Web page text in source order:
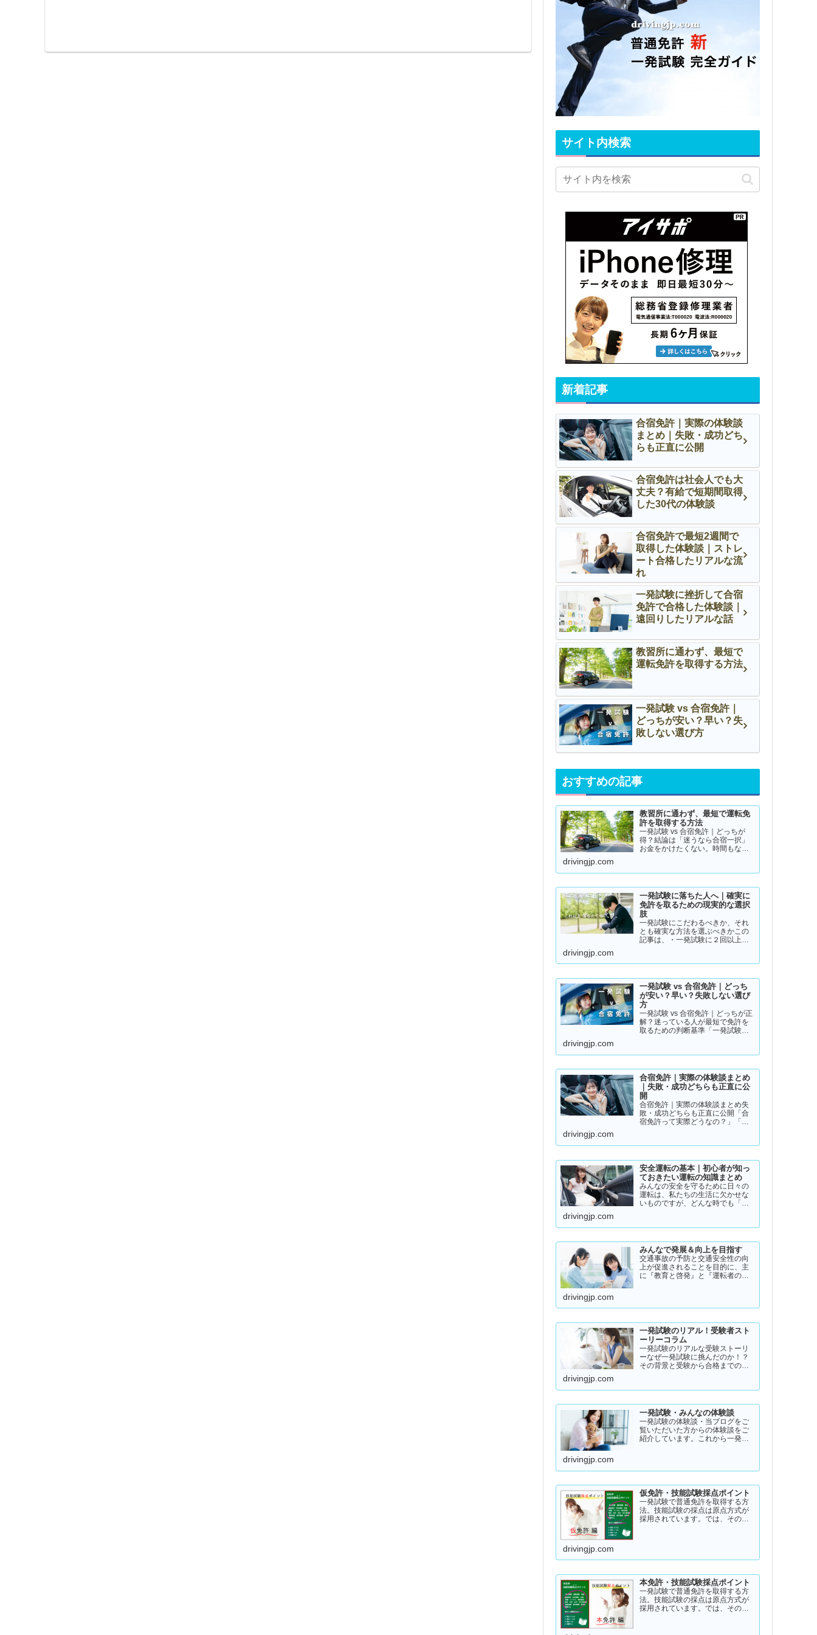
サイト内検索
新着記事
合宿免許｜実際の体験談
まとめ｜失敗・成功どち
らも正直に公開
合宿免許は社会人でも大
丈夫？有給で短期間取得
した30代の体験談
合宿免許で最短2週間で
取得した体験談｜ストレ
ート合格したリアルな流
れ
一発試験に挫折して合宿
免許で合格した体験談｜
遠回りしたリアルな話
教習所に通わず、最短で
運転免許を取得する方法
一発試験 vs 合宿免許｜
どっちが安い？早い？失
敗しない選び方
おすすめの記事
教習所に通わず、最短で運転免
許を取得する方法
一発試験 vs 合宿免許｜どっちが
得？結論は「迷うなら合宿一択」
お金をかけたくない。時間もな
た。👉 まずは結論から【結論】教
実質この2つです。・一発試験…
drivingjp.com
一発試験に落ちた人へ｜確実に
免許を取るための現実的な選択
肢
一発試験にこだわるべきか、それ
とも確実な方法を選ぶべきかこの
記事は、・一発試験に２回以上落
ているそんな方に向けて書いてい
ると、・さらに何回も落ちる・
数…
drivingjp.com
一発試験 vs 合宿免許｜どっち
が安い？早い？失敗しない選び
方
一発試験 vs 合宿免許｜どっちが正
解？迷っている人が最短で免許を
取るための判断基準「一発試験と
たくない…」免許の取り方で迷っ
から言うと、人によって最適…
drivingjp.com
合宿免許｜実際の体験談まとめ
｜失敗・成功どちらも正直に公
開
合宿免許｜実際の体験談まとめ失
敗・成功どちらも正直に公開「合
宿免許って実際どうなの？」「ち
を持っている方に向けて、実際の
めました。結論から言うと👇👉 …
drivingjp.com
安全運転の基本｜初心者が知っ
ておきたい運転の知識まとめ
みんなの安全を守るために日々の
運転は、私たちの生活に欠かせな
いものですが、どんな時でも「安
に変化しており、思わぬ危険が潜
ドの出し過ぎや注意力の低下、
小…
drivingjp.com
みんなで発展＆向上を目指す
交通事故の予防と交通安全性の向
上が促進されることを目的に、主
に『教育と啓発』と『運転者の意
drivingjp.com
一発試験のリアル！受験者スト
ーリーコラム
一発試験のリアルな受験ストーリ
ーなぜ一発試験に挑んだのか！？
その背景と受験から合格までのリ
→ 一発試験 新 完全ガイド!
drivingjp.com
一発試験・みんなの体験談
一発試験の体験談・当ブログをご
覧いただいた方からの体験談をご
紹介しています。これから一発試
ていただけたら幸いです。
drivingjp.com
仮免許・技能試験採点ポイント
一発試験で普通免許を取得する方
法。技能試験の採点は原点方式が
採用されています。では、その際
点基準と具体的な減点数をまとめ
drivingjp.com
本免許・技能試験採点ポイント
一発試験で普通免許を取得する方
法。技能試験の採点は原点方式が
採用されています。では、その際